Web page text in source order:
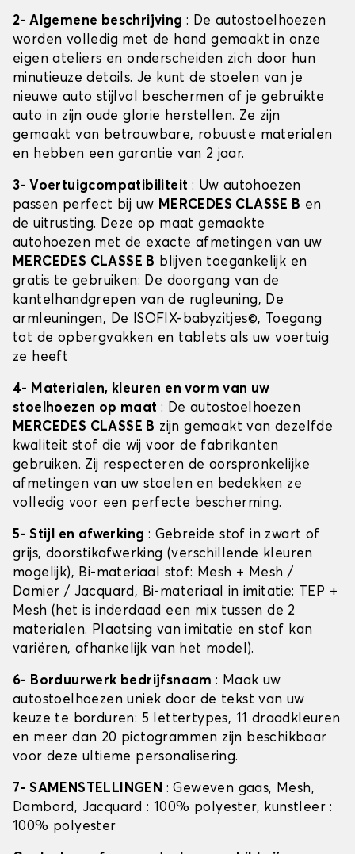
2- Algemene beschrijving : De autostoelhoezen
worden volledig met de hand gemaakt in onze
eigen ateliers en onderscheiden zich door hun
minutieuze details. Je kunt de stoelen van je
nieuwe auto stijlvol beschermen of je gebruikte
auto in zijn oude glorie herstellen. Ze zijn
gemaakt van betrouwbare, robuuste materialen
en hebben een garantie van 2 jaar.
3- Voertuigcompatibiliteit : Uw autohoezen
passen perfect bij uw MERCEDES CLASSE B en
de uitrusting. Deze op maat gemaakte
autohoezen met de exacte afmetingen van uw
MERCEDES CLASSE B blijven toegankelijk en
gratis te gebruiken: De doorgang van de
kantelhandgrepen van de rugleuning, De
armleuningen, De ISOFIX-babyzitjes©, Toegang
tot de opbergvakken en tablets als uw voertuig
ze heeft
4- Materialen, kleuren en vorm van uw
stoelhoezen op maat : De autostoelhoezen
MERCEDES CLASSE B zijn gemaakt van dezelfde
kwaliteit stof die wij voor de fabrikanten
gebruiken. Zij respecteren de oorspronkelijke
afmetingen van uw stoelen en bedekken ze
volledig voor een perfecte bescherming.
5- Stijl en afwerking : Gebreide stof in zwart of
grijs, doorstikafwerking (verschillende kleuren
mogelijk), Bi-materiaal stof: Mesh + Mesh /
Damier / Jacquard, Bi-materiaal in imitatie: TEP +
Mesh (het is inderdaad een mix tussen de 2
materialen. Plaatsing van imitatie en stof kan
variëren, afhankelijk van het model).
6- Borduurwerk bedrijfsnaam: Maak uw
autostoelhoezen uniek door de tekst van uw
keuze te borduren: 5 lettertypes, 11 draadkleuren
en meer dan 20 pictogrammen zijn beschikbaar
voor deze ultieme personalisering.
7- SAMENSTELLINGEN : Geweven gaas, Mesh,
Dambord, Jacquard : 100% polyester, kunstleer :
100% polyester